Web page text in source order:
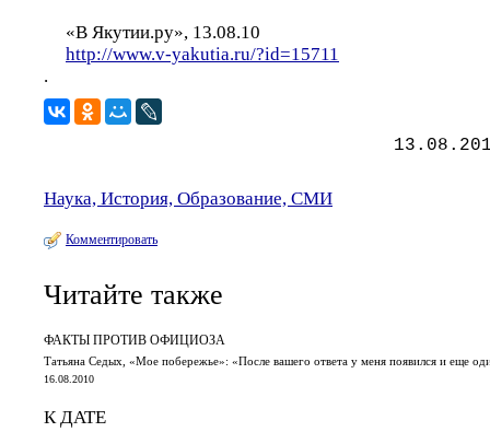
«В Якутии.ру», 13.08.10
http://www.v-yakutia.ru/?id=15711
.
Наука, История, Образование, СМИ
Комментировать
Читайте также
ФАКТЫ ПРОТИВ ОФИЦИОЗА
Татьяна Седых, «Мое побережье»: «После вашего ответа у меня появился и еще
16.08.2010
К ДАТЕ